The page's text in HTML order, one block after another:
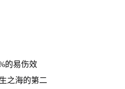
的易伤效
之海的第二